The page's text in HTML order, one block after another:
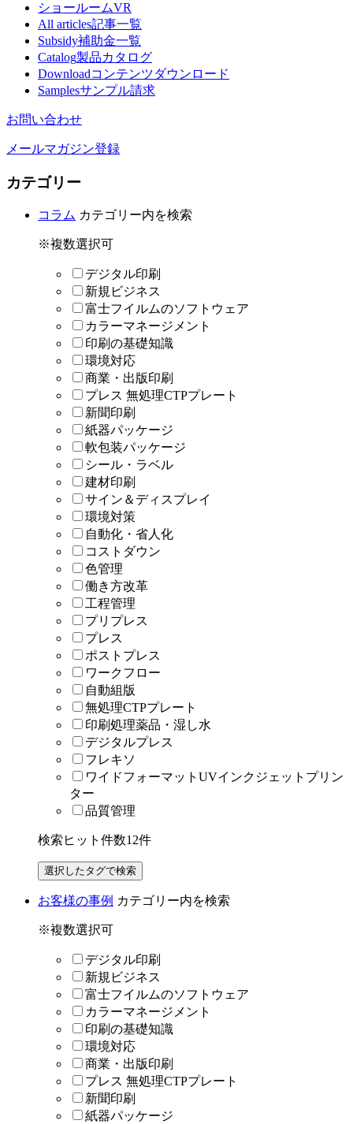
ショールームVR
All articles記事一覧
Subsidy補助金一覧
Catalog製品カタログ
Downloadコンテンツダウンロード
Samplesサンプル請求
お問い合わせ
メールマガジン登録
カテゴリー
コラム カテゴリー内を検索
※複数選択可
デジタル印刷
新規ビジネス
富士フイルムのソフトウェア
カラーマネージメント
印刷の基礎知識
環境対応
商業・出版印刷
プレス 無処理CTPプレート
新聞印刷
紙器パッケージ
軟包装パッケージ
シール・ラベル
建材印刷
サイン＆ディスプレイ
環境対策
自動化・省人化
コストダウン
色管理
働き方改革
工程管理
プリプレス
プレス
ポストプレス
ワークフロー
自動組版
無処理CTPプレート
印刷処理薬品・湿し水
デジタルプレス
フレキソ
ワイドフォーマットUVインクジェットプリン
ター
品質管理
検索ヒット件数12件
お客様の事例 カテゴリー内を検索
※複数選択可
デジタル印刷
新規ビジネス
富士フイルムのソフトウェア
カラーマネージメント
印刷の基礎知識
環境対応
商業・出版印刷
プレス 無処理CTPプレート
新聞印刷
紙器パッケージ